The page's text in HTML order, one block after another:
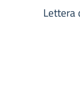
Lettera